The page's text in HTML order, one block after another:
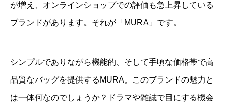
が増え、オンラインショップでの評価も急上昇している
ブランドがあります。それが「MURA」です。
シンプルでありながら機能的、そして手頃な価格帯で高
品質なバッグを提供するMURA。このブランドの魅力と
は一体何なのでしょうか？ドラマや雑誌で目にする機会